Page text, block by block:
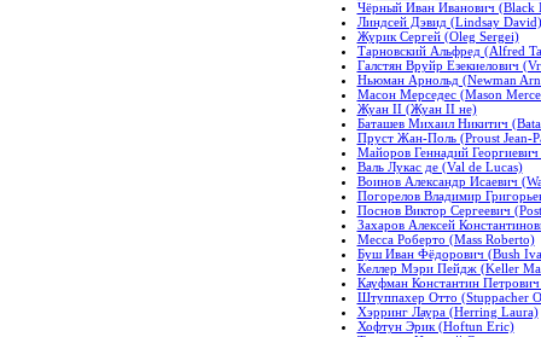
Чёрный Иван Иванович (Black
Линдсей Дэвид (Lindsay David)
Журик Сергей (Oleg Sergei)
Тарновский Альфред (Alfred
Галстян Вруйр Езекиелович
Ньюман Арнольд (Newman
Масон Мерседес (Mason
Жуан II (Жуан II не)
Баташев Михаил Никитич
Пруст Жан-Поль (Proust Jean-
Майоров Геннадий
Валь Лукас де (Val de Lucas)
Воинов Александр Исаевич
Погорелов Владимир
Поснов Виктор Сергеевич
Захаров Алексей
Месса Роберто (Mass Roberto)
Буш Иван Фёдорович (Bush
Келлер Мэри Пейдж (Keller
Кауфман Константин
Штуппахер Отто (Stuppacher
Хэрринг Лаура (Herring Laura)
Хофтун Эрик (Hoftun Eric)